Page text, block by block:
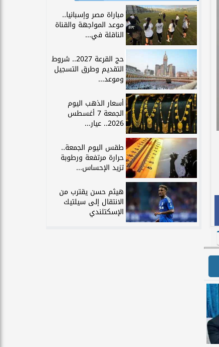
مباراة مصر وإسبانيا..
موعد المواجهة والقناة
الناقلة في...
حج القرعة 2027.. شروط
التقديم وطرق التسجيل
وموعد...
أسعار الذهب اليوم
الجمعة 7 أغسطس
2026.. عيار...
طقس اليوم الجمعة..
حرارة مرتفعة ورطوبة
تزيد الإحساس...
هيثم حسن يقترب من
الانتقال إلى سيلتيك
الإسكتلندي